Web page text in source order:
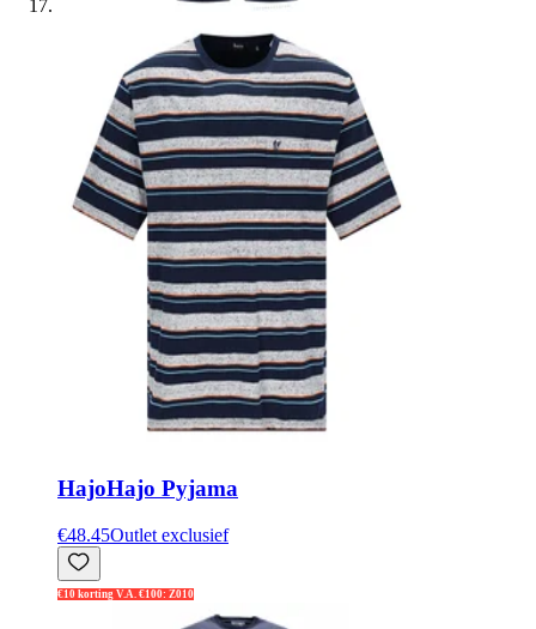
HajoHajo Pyjama
€48.45Outlet exclusief
€10 korting V.A. €100: Z010